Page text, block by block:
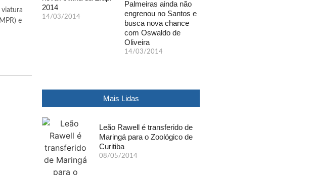
e
2014
14/03/2014
Palmeiras ainda não
engrenou no Santos e
busca nova chance
com Oswaldo de
Oliveira
14/03/2014
Mais Lidas
Leão Rawell é transferido de
Maringá para o Zoológico de
Curitiba
08/05/2014